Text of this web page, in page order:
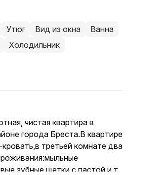
Утюг Вид из окна
Ванна
Холодильник
чистая квартира в
города Бреста.В квартире
третьей комнате два
зубные щетки с пастой и т.